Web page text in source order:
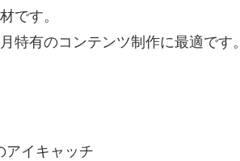
です。
特有のコンテンツ制作に最適です。
アイキャッチ